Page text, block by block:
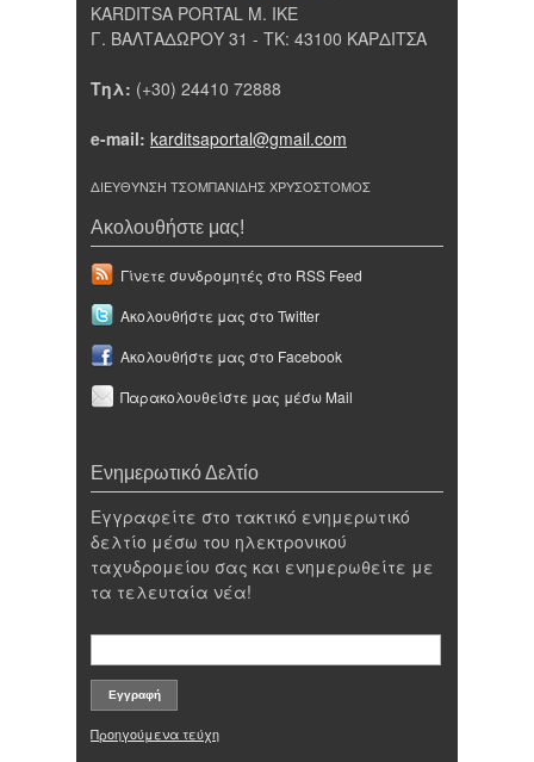
KARDITSA PORTAL Μ. ΙΚΕ
Γ. ΒΑΛΤΑΔΩΡΟΥ 31 - ΤΚ: 43100 ΚΑΡΔΙΤΣΑ
Τηλ: (+30) 24410 72888
e-mail: karditsaportal@gmail.com
ΔΙΕΥΘΥΝΣΗ ΤΣΟΜΠΑΝΙΔΗΣ ΧΡΥΣΟΣΤΟΜΟΣ
Ακολουθήστε μας!
Γίνετε συνδρομητές στο RSS Feed
Ακολουθήστε μας στο Twitter
Ακολουθήστε μας στο Facebook
Παρακολουθείστε μας μέσω Mail
Ενημερωτικό Δελτίο
Εγγραφείτε στο τακτικό ενημερωτικό
δελτίο μέσω του ηλεκτρονικού
ταχυδρομείου σας και ενημερωθείτε με
τα τελευταία νέα!
Προηγούμενα τεύχη